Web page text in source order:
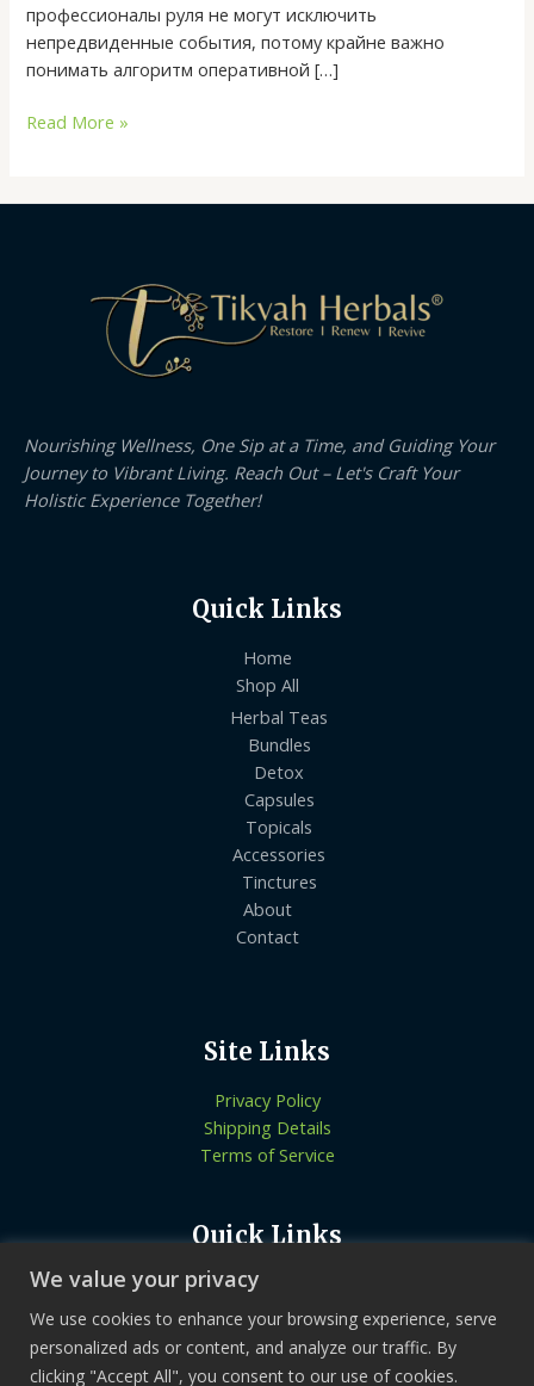
We value your privacy
We use cookies to enhance your browsing experience, serve
personalized ads or content, and analyze our traffic. By
clicking "Accept All", you consent to our use of cookies.
профессионалы руля не могут исключить
непредвиденные события, потому крайне важно
понимать алгоритм оперативной […]
Read More »
Nourishing Wellness, One Sip at a Time, and Guiding Your
Journey to Vibrant Living. Reach Out – Let's Craft Your
Holistic Experience Together!
Quick Links
Home
Shop All
Herbal Teas
Bundles
Detox
Capsules
Topicals
Accessories
Tinctures
About
Contact
Site Links
Privacy Policy
Shipping Details
Terms of Service
Quick Links
Know More About Us
Let’s Connect
Locate Stores